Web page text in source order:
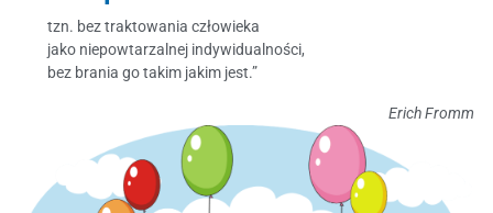
tzn. bez traktowania człowieka
jako niepowtarzalnej indywidualności,
bez brania go takim jakim jest.”
Erich Fromm